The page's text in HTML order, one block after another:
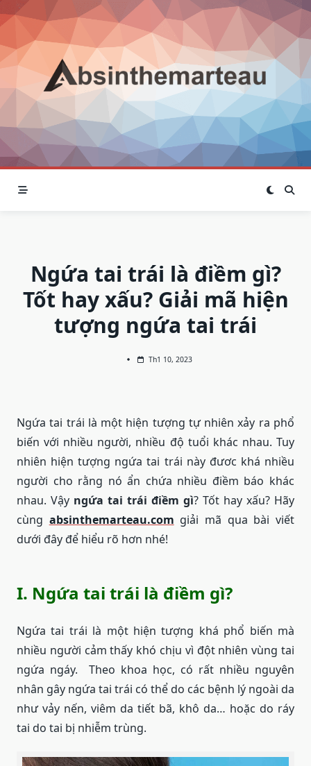
Skip
to
content
Ngứa tai trái là điềm gì?
Tốt hay xấu? Giải mã hiện
tượng ngứa tai trái
Th1 10, 2023
Ngứa tai trái là một hiện tượng tự nhiên xảy ra phổ
biến với nhiều người, nhiều độ tuổi khác nhau. Tuy
nhiên hiện tượng ngứa tai trái này đươc khá nhiều
người cho rằng nó ẩn chứa nhiều điềm báo khác
nhau. Vậy ngứa tai trái điềm gì? Tốt hay xấu? Hãy
cùng absinthemarteau.com giải mã qua bài viết
dưới đây để hiểu rõ hơn nhé!
I. Ngứa tai trái là điềm gì?
Ngứa tai trái là một hiện tượng khá phổ biến mà
nhiều người cảm thấy khó chịu vì đột nhiên vùng tai
ngứa ngáy. Theo khoa học, có rất nhiều nguyên
nhân gây ngứa tai trái có thể do các bệnh lý ngoài da
như vảy nến, viêm da tiết bã, khô da… hoặc do ráy
tai do tai bị nhiễm trùng.